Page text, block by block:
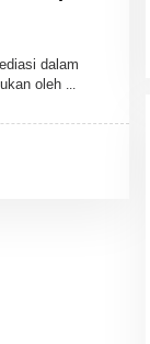
dalam
oleh